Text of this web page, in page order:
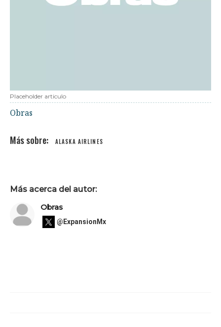
Placeholder articulo
Obras
ALASKA AIRLINES
Más acerca del autor:
Obras
@ExpansionMx